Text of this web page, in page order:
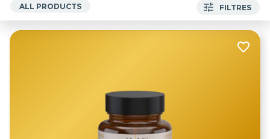
ALL PRODUCTS FILTRES